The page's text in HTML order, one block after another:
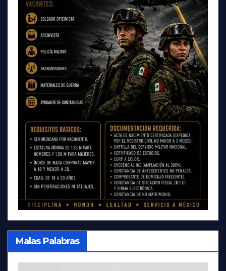
Malas Palabras